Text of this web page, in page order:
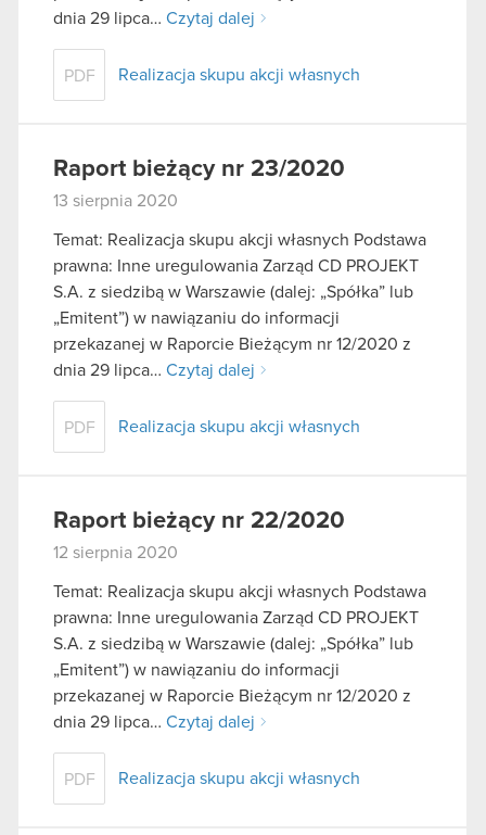
dnia 29 lipca… Czytaj dalej
PDF Realizacja skupu akcji własnych
Raport bieżący nr 23/2020
13 sierpnia 2020
Temat: Realizacja skupu akcji własnych Podstawa
prawna: Inne uregulowania Zarząd CD PROJEKT
S.A. z siedzibą w Warszawie (dalej: „Spółka” lub
„Emitent”) w nawiązaniu do informacji
przekazanej w Raporcie Bieżącym nr 12/2020 z
dnia 29 lipca… Czytaj dalej
PDF Realizacja skupu akcji własnych
Raport bieżący nr 22/2020
12 sierpnia 2020
Temat: Realizacja skupu akcji własnych Podstawa
prawna: Inne uregulowania Zarząd CD PROJEKT
S.A. z siedzibą w Warszawie (dalej: „Spółka” lub
„Emitent”) w nawiązaniu do informacji
przekazanej w Raporcie Bieżącym nr 12/2020 z
dnia 29 lipca… Czytaj dalej
PDF Realizacja skupu akcji własnych